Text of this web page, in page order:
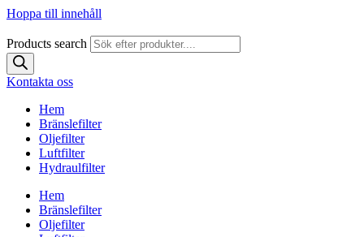
Hoppa till innehåll
Products search
Kontakta oss
Hem
Bränslefilter
Oljefilter
Luftfilter
Hydraulfilter
Hem
Bränslefilter
Oljefilter